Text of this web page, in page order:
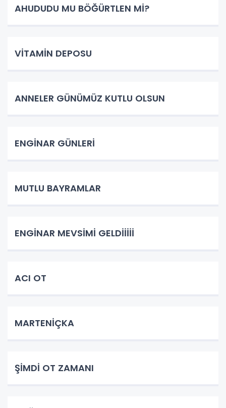
AHUDUDU MU BÖĞÜRTLEN Mİ?
VİTAMİN DEPOSU
ANNELER GÜNÜMÜZ KUTLU OLSUN
ENGİNAR GÜNLERİ
MUTLU BAYRAMLAR
ENGİNAR MEVSİMİ GELDİİİİİ
ACI OT
MARTENİÇKA
ŞİMDİ OT ZAMANI